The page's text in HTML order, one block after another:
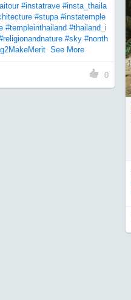
#instatrave #insta_thaila
#stupa #instatemple
#templeinthailand #thailand _i
#sky #nonth
See More
0